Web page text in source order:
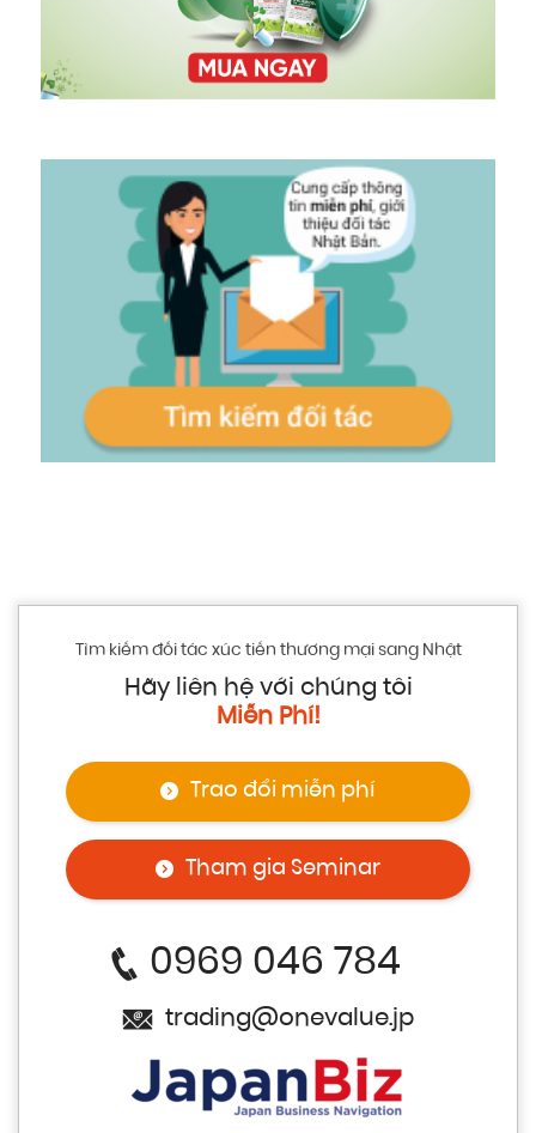
Tìm kiếm đối tác xúc tiến thương mại sang Nhật
Hãy liên hệ với chúng tôi
Miễn Phí!
Trao đổi miễn phí
Tham gia Seminar
0969 046 784
trading@onevalue.jp